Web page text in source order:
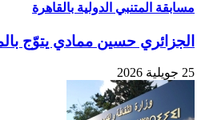
مسابقة المتنبي الدولية بالقاهرة
الجزائري حسين ممادي يتوّج
25 جويلية 2026